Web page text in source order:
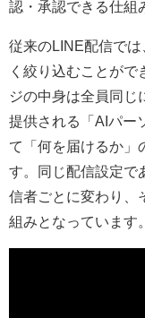
認・承認できる仕組
従来のLINE配信で
く絞り込むことが
ジの中身は全員同じ
提供される「AIパー
て「何を届けるか」
す。同じ配信設定で
信者ごとに変わり、
組みとなっています。